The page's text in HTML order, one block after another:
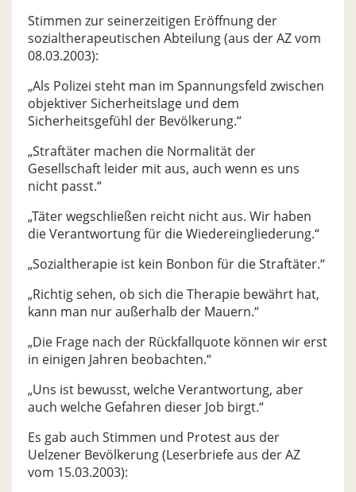
Stimmen zur seinerzeitigen Eröffnung der
sozialtherapeutischen Abteilung (aus der AZ vom
08.03.2003):
„Als Polizei steht man im Spannungsfeld zwischen
objektiver Sicherheitslage und dem
Sicherheitsgefühl der Bevölkerung.“
„Straftäter machen die Normalität der
Gesellschaft leider mit aus, auch wenn es uns
nicht passt.“
„Täter wegschließen reicht nicht aus. Wir haben
die Verantwortung für die Wiedereingliederung.“
„Sozialtherapie ist kein Bonbon für die Straftäter.“
„Richtig sehen, ob sich die Therapie bewährt hat,
kann man nur außerhalb der Mauern.“
„Die Frage nach der Rückfallquote können wir erst
in einigen Jahren beobachten.“
„Uns ist bewusst, welche Verantwortung, aber
auch welche Gefahren dieser Job birgt.“
Es gab auch Stimmen und Protest aus der
Uelzener Bevölkerung (Leserbriefe aus der AZ
vom 15.03.2003):